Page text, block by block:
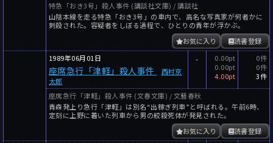
特急「おき3号」殺人事件 (講談社文庫) / 講談社
山陰本線を走る特急「おき3号」の車内で、高名な写真家が何者かに
刺殺された。容疑者をしぼる過程で、ひとりの青年が浮かぶ。
読書登録
お気に入り
1989年06月01日
座席急行「津軽」殺人事件
西村京
太郎
-
0.00pt
0.00pt
4.00pt
0件
0件
3件
座席急行「津軽」殺人事件 (文春文庫) / 文藝春秋
青森発上り急行「津軽」は別名“出稼ぎ列車”と呼ばれる。午前6時、
定刻に上野に着いた列車から男の絞殺死体が発見された。
読書登録
お気に入り